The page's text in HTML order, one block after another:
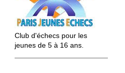
Club d'échecs pour les
jeunes de 5 à 16 ans.